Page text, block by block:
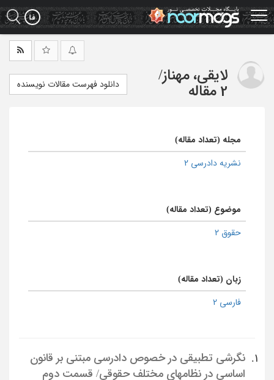
Skip
to
main
لایقی، مهناز/
2 مقاله
دانلود فهرست مقالات نویسنده
مجله (تعداد مقاله)
نشریه دادرسی 2
موضوع (تعداد مقاله)
حقوق 2
زبان (تعداد مقاله)
فارسی 2
1.
نگرشی تطبیقی در خصوص دادرسی مبتنی بر قانون
اساسی در نظامهای مختلف حقوقی/ قسمت دوم